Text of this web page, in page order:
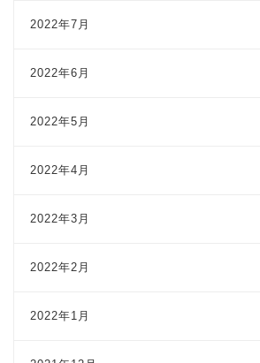
2022年7月
2022年6月
2022年5月
2022年4月
2022年3月
2022年2月
2022年1月